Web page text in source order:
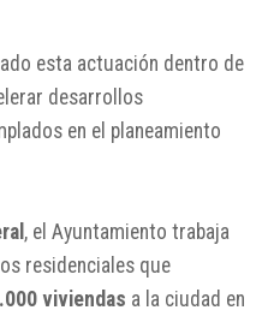
esta actuación dentro de
desarrollos
en el planeamiento
, el Ayuntamiento trabaja
residenciales que
viviendas a la ciudad en